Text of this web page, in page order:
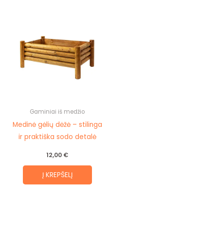
Gaminiai iš medžio
Medinė gėlių dėžė – stilinga
ir praktiška sodo detalė
12,00 €
Į KREPŠELĮ